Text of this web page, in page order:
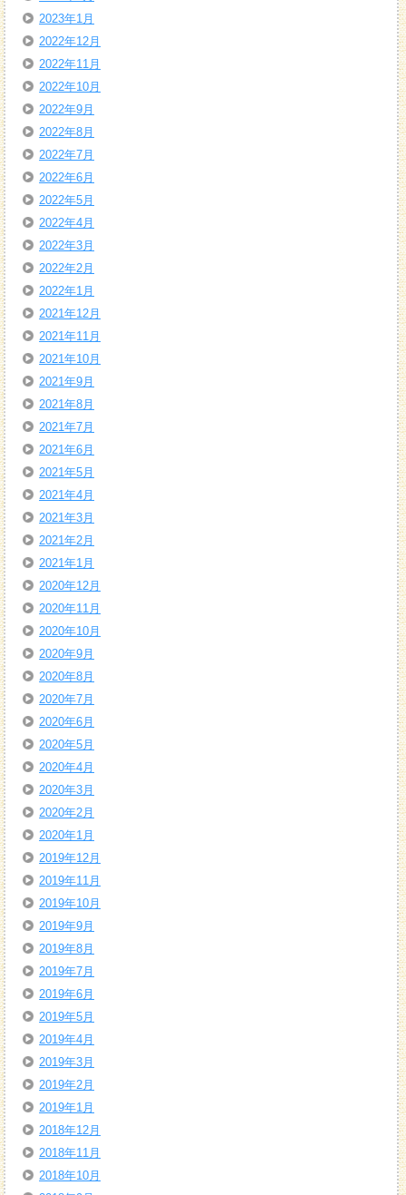
2023年1月
2022年12月
2022年11月
2022年10月
2022年9月
2022年8月
2022年7月
2022年6月
2022年5月
2022年4月
2022年3月
2022年2月
2022年1月
2021年12月
2021年11月
2021年10月
2021年9月
2021年8月
2021年7月
2021年6月
2021年5月
2021年4月
2021年3月
2021年2月
2021年1月
2020年12月
2020年11月
2020年10月
2020年9月
2020年8月
2020年7月
2020年6月
2020年5月
2020年4月
2020年3月
2020年2月
2020年1月
2019年12月
2019年11月
2019年10月
2019年9月
2019年8月
2019年7月
2019年6月
2019年5月
2019年4月
2019年3月
2019年2月
2019年1月
2018年12月
2018年11月
2018年10月